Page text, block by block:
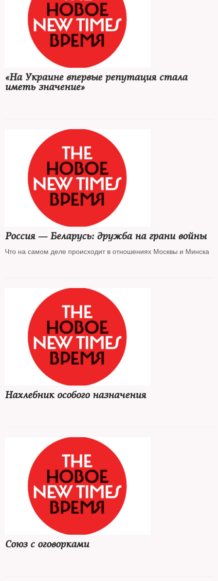
«На Украине впервые репутация стала
иметь значение»
Россия — Беларусь: дружба на грани войны
Что на самом деле происходит в отношениях Москвы и Минска
Нахлебник особого назначения
Союз с оговорками